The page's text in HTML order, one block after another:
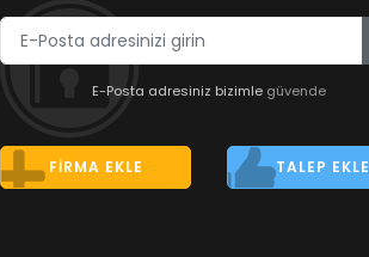
E-Posta adresiniz bizimle güvende
FIRMA EKLE TALEP EKLE